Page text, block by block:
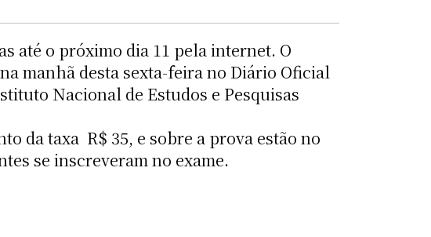
até o próximo dia 11 pela internet. O
manhã desta sexta-feira no Diário Oficial
Nacional de Estudos e Pesquisas
da taxa  R$ 35, e sobre a prova estão no
se inscreveram no exame.